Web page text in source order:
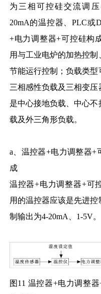
为三相可控硅交流调
20mA的温控器、PLC或
+电力调整器+可控硅构
用与工业电炉的加热控
节能运行控制；负载类型
三相感性负载及三相变
是中心接地负载、中心
载及外三角形负载。
a、温控器+电力调整器+
成
温控器+电力调整器+可
用的温控器应该是先进
制输出为4-20mA、1-5V。
图11 温控器+电力调整